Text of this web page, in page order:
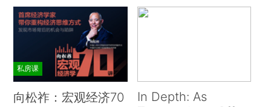
私房课
向松祚：宏观经济70
In Depth: As